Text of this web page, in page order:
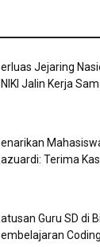
Jejaring
Jalin Kerja
Terima
Guru SD di